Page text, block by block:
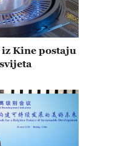
Kine postaju